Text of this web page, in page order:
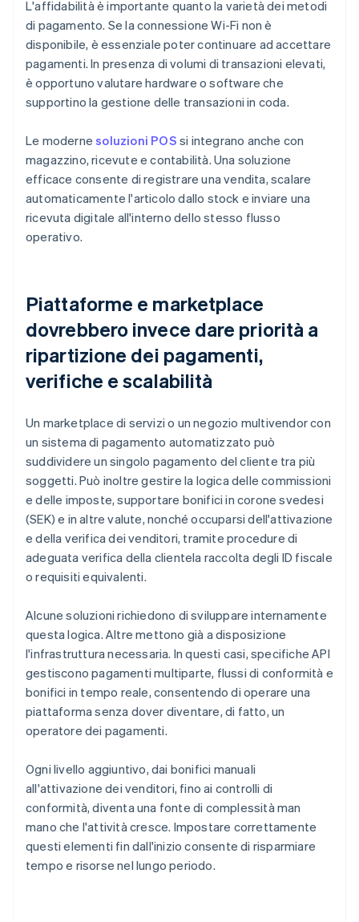
L'affidabilità è importante quanto la varietà dei metodi
di pagamento. Se la connessione Wi-Fi non è
disponibile, è essenziale poter continuare ad accettare
pagamenti. In presenza di volumi di transazioni elevati,
è opportuno valutare hardware o software che
supportino la gestione delle transazioni in coda.
Le modernesoluzioni POS si integrano anche con
magazzino, ricevute e contabilità. Una soluzione
efficace consente di registrare una vendita, scalare
automaticamente l'articolo dallo stock e inviare una
ricevuta digitale all'interno dello stesso flusso
operativo.
Piattaforme e marketplace
dovrebbero invece dare priorità a
ripartizione dei pagamenti,
verifiche e scalabilità
Un marketplace di servizi o un negozio multivendor con
un sistema di pagamento automatizzato può
suddividere un singolo pagamento del cliente tra più
soggetti. Può inoltre gestire la logica delle commissioni
e delle imposte, supportare bonifici in corone svedesi
(SEK) e in altre valute, nonché occuparsi dell'attivazione
e della verifica dei venditori, tramite procedure di
adeguata verifica della clientela raccolta degli ID fiscale
o requisiti equivalenti.
Alcune soluzioni richiedono di sviluppare internamente
questa logica. Altre mettono già a disposizione
l'infrastruttura necessaria. In questi casi, specifiche API
gestiscono pagamenti multiparte, flussi di conformità e
bonifici in tempo reale, consentendo di operare una
piattaforma senza dover diventare, di fatto, un
operatore dei pagamenti.
Ogni livello aggiuntivo, dai bonifici manuali
all'attivazione dei venditori, fino ai controlli di
conformità, diventa una fonte di complessità man
mano che l'attività cresce. Impostare correttamente
questi elementi fin dall'inizio consente di risparmiare
tempo e risorse nel lungo periodo.